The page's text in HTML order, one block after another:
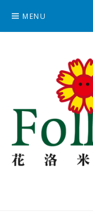
content
MENU